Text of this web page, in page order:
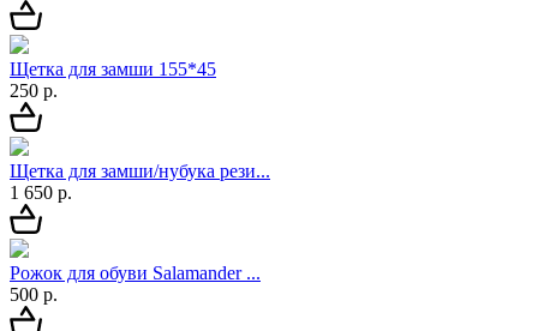
Щетка для замши 155*45
250 р.
Щетка для замши/нубука рези...
1 650 р.
Рожок для обуви Salamander ...
500 р.